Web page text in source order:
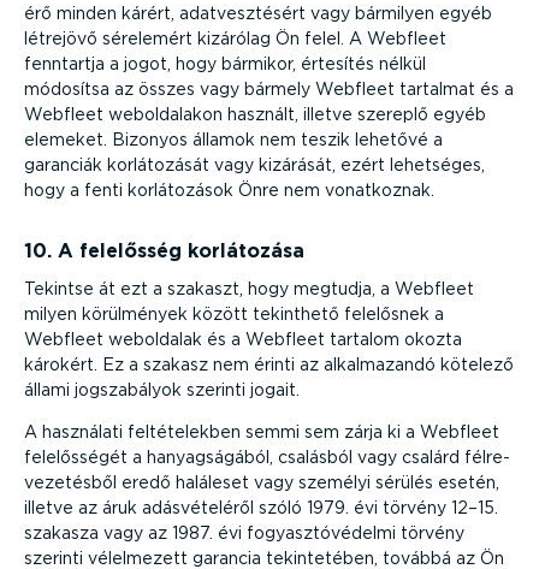
érő minden kárért, adatvesz­tésért vagy bármilyen egyéb
létrejövő sérelemért kizárólag Ön felel. A Webfleet
fenntartja a jogot, hogy bármikor, értesítés nélkül
módosítsa az összes vagy bármely Webfleet tartalmat és a
Webfleet webol­da­lakon használt, illetve szereplő egyéb
elemeket. Bizonyos államok nem teszik lehetővé a
garanciák korlá­to­zását vagy kizárását, ezért lehetséges,
hogy a fenti korlá­to­zások Önre nem vonatkoznak.
10. A felelősség korlátozása
Tekintse át ezt a szakaszt, hogy megtudja, a Webfleet
milyen körülmények között tekinthető felelősnek a
Webfleet weboldalak és a Webfleet tartalom okozta
károkért. Ez a szakasz nem érinti az alkal­ma­zandó kötelező
állami jogsza­bályok szerinti jogait.
A használati felté­te­lekben semmi sem zárja ki a Webfleet
felelős­ségét a hanyag­sá­gából, csalásból vagy csalárd félre­
ve­ze­tésből eredő haláleset vagy személyi sérülés esetén,
illetve az áruk adásvé­te­léről szóló 1979. évi törvény 12–15.
szakasza vagy az 1987. évi fogyasz­tó­vé­delmi törvény
szerinti vélelmezett garancia tekin­te­tében, továbbá az Ön